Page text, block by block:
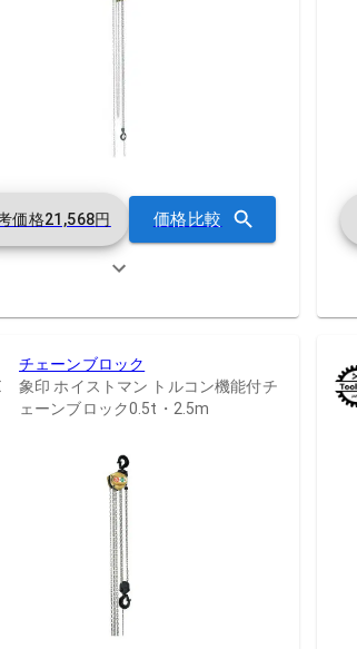
価格21,568円 価格比較
チェーンブロック
象印 ホイストマン トルコン機能付チ
ェーンブロック0.5t・2.5m